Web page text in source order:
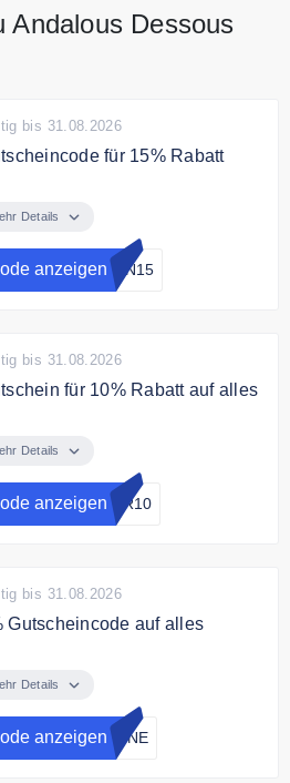
Andalous Dessous
bis 31.08.2026
für 15% Rabatt
15% Rabatt auf
Vibratoren und Sextoys
Details
anzeigen ON15
bis 31.08.2026
für 10% Rabatt auf alles
auf alle Artikel
Details
anzeigen PR10
bis 31.08.2026
Gutscheincode auf alles
Gutscheincodes im Checkout
Rabatt auf den gesamten
(exkl. Versandkosten).
Details
anzeigen EINE